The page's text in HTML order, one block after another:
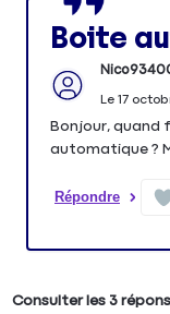
Boite
Le 17
Bonjour, quand
automatique ?
Répondre
Consulter les 3